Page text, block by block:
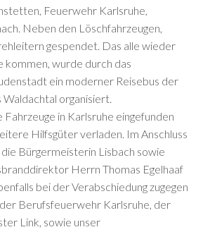
Feuerwehr Karlsruhe,
Neben den Löschfahrzeugen,
gespendet. Das alle wieder
kommen, wurde durch das
ein moderner Reisebus der
Waldachtal organisiert.
Fahrzeuge in Karlsruhe eingefunden
Hilfsgüter verladen. Im Anschluss
Bürgermeisterin Lisbach sowie
Herrn Thomas Egelhaaf
bei der Verabschiedung zugegen
Berufsfeuerwehr Karlsruhe, der
Link, sowie unser